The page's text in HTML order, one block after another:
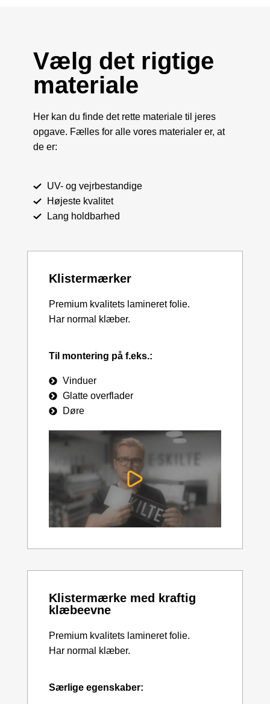
Vælg det rigtige
materiale
Her kan du finde det rette materiale til jeres
opgave. Fælles for alle vores materialer er, at
de er:
UV- og vejrbestandige
Højeste kvalitet
Lang holdbarhed
Klistermærker
Premium kvalitets lamineret folie.
Har normal klæber.
Til montering på f.eks.:
Vinduer
Glatte overflader
Døre
Klistermærke med kraftig
klæbeevne
Premium kvalitets lamineret folie.
Har normal klæber.
Særlige egenskaber: